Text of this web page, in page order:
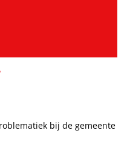
bij de gemeente